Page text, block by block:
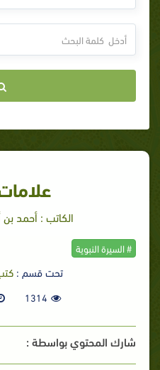
الكاتب : أحمد بن
# السيرة النبوية
تحت قسم :
1314
شارك المحتوي بواسطة :